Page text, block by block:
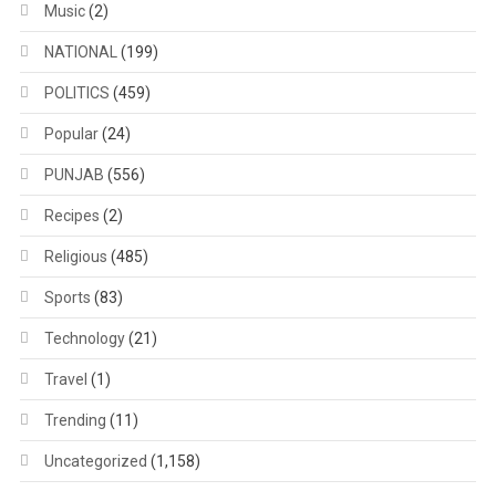
Music(2)
NATIONAL (199)
POLITICS (459)
Popular(24)
PUNJAB (556)
Recipes (2)
Religious (485)
Sports (83)
Technology(21)
Travel (1)
Trending (11)
Uncategorized (1,158)